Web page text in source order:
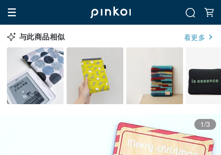
与此商品相似 看更多
1/3